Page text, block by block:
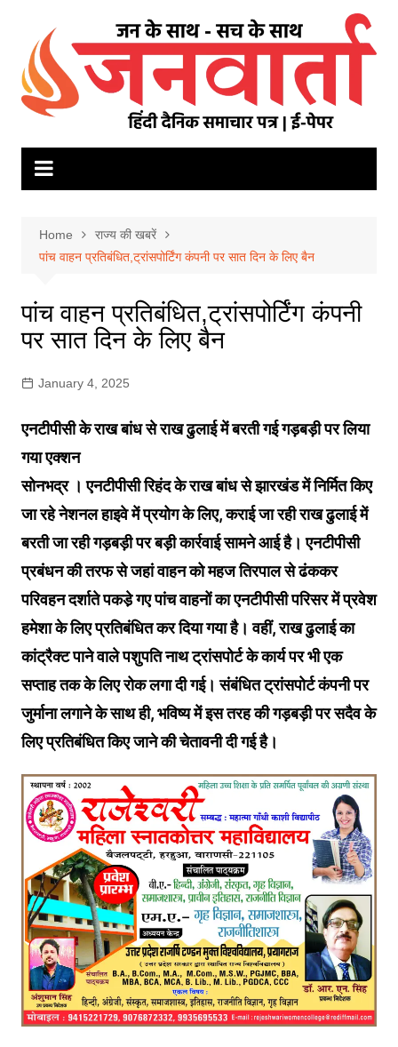
content
Home
राज्य की खबरें
पांच वाहन प्रतिबंधित,ट्रांसपोर्टिंग कंपनी पर सात दिन के लिए बैन
पांच वाहन प्रतिबंधित,ट्रांसपोर्टिंग कंपनी
पर सात दिन के लिए बैन
January 4, 2025
एनटीपीसी के राख बांध से राख ढुलाई में बरती गई गड़बड़ी पर लिया
गया एक्शन
सोनभद्र । एनटीपीसी रिहंद के राख बांध से झारखंड में निर्मित किए
जा रहे नेशनल हाइवे में प्रयोग के लिए, कराई जा रही राख ढुलाई में
बरती जा रही गड़बड़ी पर बड़ी कार्रवाई सामने आई है। एनटीपीसी
प्रबंधन की तरफ से जहां वाहन को महज तिरपाल से ढंककर
परिवहन दर्शाते पकडे़ गए पांच वाहनों का एनटीपीसी परिसर में प्रवेश
हमेशा के लिए प्रतिबंधित कर दिया गया है। वहीं, राख ढुलाई का
कांट्रैक्ट पाने वाले पशुपति नाथ ट्रांसपोर्ट के कार्य पर भी एक
सप्ताह तक के लिए रोक लगा दी गई। संबंधित ट्रांसपोर्ट कंपनी पर
जुर्माना लगाने के साथ ही, भविष्य में इस तरह की गड़बड़ी पर सदैव के
लिए प्रतिबंधित किए जाने की चेतावनी दी गई है।